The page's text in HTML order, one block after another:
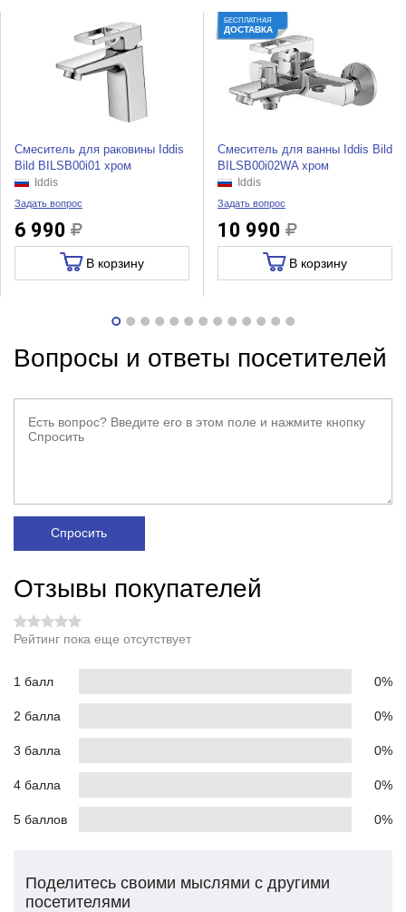
Смеситель для раковины Iddis
Bild BILSB00i01 хром
Iddis
Задать вопрос
6 990
В корзину
БЕСПЛАТНАЯ
ДОСТАВКА
Смеситель для ванны Iddis Bild
BILSB00i02WA хром
Iddis
Задать вопрос
10 990
В корзину
Вопросы и ответы посетителей
Спросить
Отзывы покупателей
Рейтинг пока еще отсутствует
1 балл 0%
2 балла 0%
3 балла 0%
4 балла 0%
5 баллов 0%
Поделитесь своими мыслями с другими
посетителями